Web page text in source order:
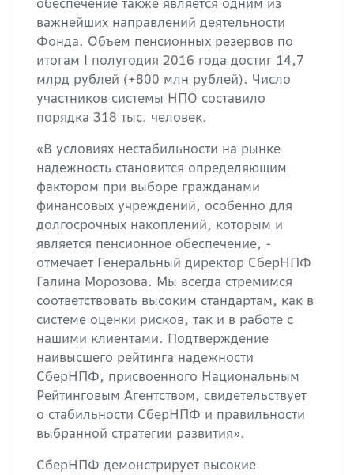
обеспечение также является одним из
важнейших направлений деятельности
Фонда. Объем пенсионных резервов по
итогам I полугодия 2016 года достиг 14,7
млрд рублей (+800 млн рублей). Число
участников системы НПО составило
порядка 318 тыс. человек.
«В условиях нестабильности на рынке
надежность становится определяющим
фактором при выборе гражданами
финансовых учреждений, особенно для
долгосрочных накоплений, которым и
является пенсионное обеспечение, -
отмечает Генеральный директор СберНПФ
Галина Морозова. Мы всегда стремимся
соответствовать высоким стандартам, как в
системе оценки рисков, так и в работе с
нашими клиентами. Подтверждение
наивысшего рейтинга надежности
СберНПФ, присвоенного Национальным
Рейтинговым Агентством, свидетельствует
о стабильности СберНПФ и правильности
выбранной стратегии развития».
СберНПФ демонстрирует высокие